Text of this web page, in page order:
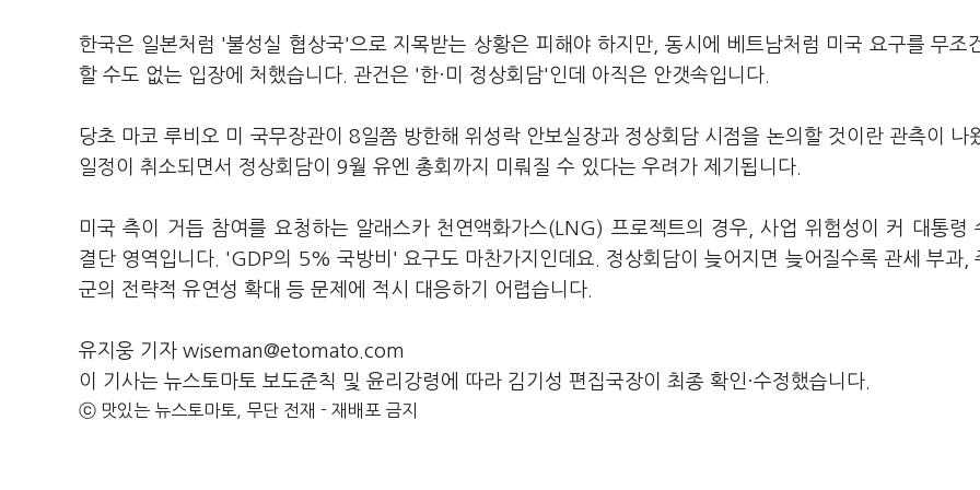
한국은 일본처럼 '불성실 협상국'으로 지목받는 상황은 피해야 하지만, 동시에 베트남처럼 미국 요구를 무조
할 수도 없는 입장에 처했습니다. 관건은 '한·미 정상회담'인데 아직은 안갯속입니다.
당초 마코 루비오 미 국무장관이 8일쯤 방한해 위성락 안보실장과 정상회담 시점을 논의할 것이란 관측이 나
일정이 취소되면서 정상회담이 9월 유엔 총회까지 미뤄질 수 있다는 우려가 제기됩니다.
미국 측이 거듭 참여를 요청하는 알래스카 천연액화가스(LNG) 프로젝트의 경우, 사업 위험성이 커 대통령
결단 영역입니다. 'GDP의 5% 국방비' 요구도 마찬가지인데요. 정상회담이 늦어지면 늦어질수록 관세 부과,
군의 전략적 유연성 확대 등 문제에 적시 대응하기 어렵습니다.
유지웅 기자 wiseman@etomato.com
이 기사는 뉴스토마토 보도준칙 및 윤리강령에 따라 김기성 편집국장이 최종 확인·수정했습니다.
ⓒ 맛있는 뉴스토마토, 무단 전재 - 재배포 금지